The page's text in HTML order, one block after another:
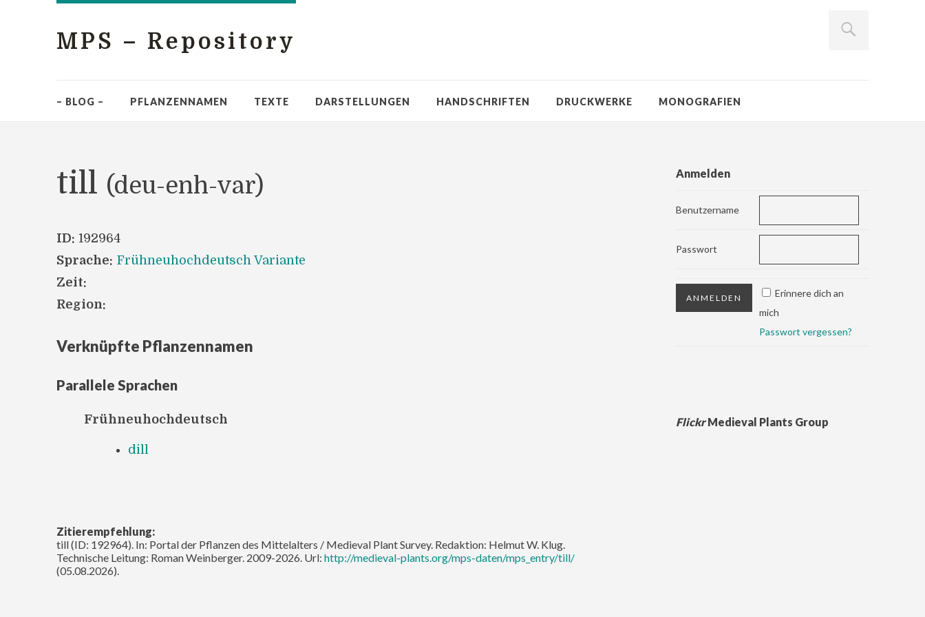
MPS – Repository
– BLOG – PFLANZENNAMEN TEXTE DARSTELLUNGEN HANDSCHRIFTEN DRUCKWERKE MONOGRAFIEN
till (deu-enh-var)
ID: 192964
Sprache: Frühneuhochdeutsch Variante
Zeit:
Region:
Verknüpfte Pflanzennamen
Parallele Sprachen
Frühneuhochdeutsch
dill
Zitierempfehlung:
till (ID: 192964). In: Portal der Pflanzen des Mittelalters / Medieval Plant Survey. Redaktion: Helmut W. Klug.
Technische Leitung: Roman Weinberger. 2009-2026. Url: http://medieval-plants.org/mps-daten/mps_entry/till/
(05.08.2026).
Anmelden
Benutzername
Passwort
Erinnere dich an
mich
Passwort vergessen?
FlickrMedieval Plants Group